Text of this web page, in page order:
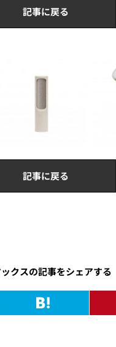
記事に戻る
記事に戻る
クスの記事をシェアする